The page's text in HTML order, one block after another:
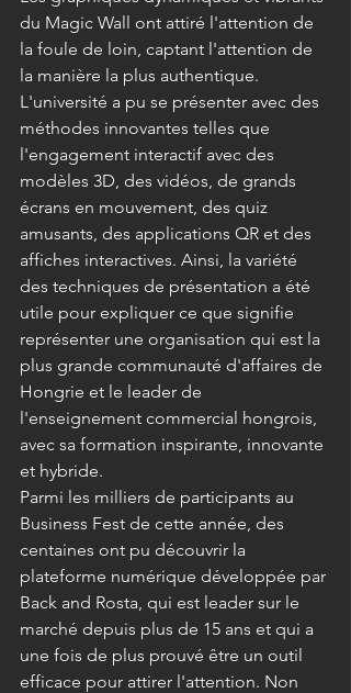
du Magic Wall ont attiré l'attention de
la foule de loin, captant l'attention de
la manière la plus authentique.
L'université a pu se présenter avec des
méthodes innovantes telles que
l'engagement interactif avec des
modèles 3D, des vidéos, de grands
écrans en mouvement, des quiz
amusants, des applications QR et des
affiches interactives. Ainsi, la variété
des techniques de présentation a été
utile pour expliquer ce que signifie
représenter une organisation qui est la
plus grande communauté d'affaires de
Hongrie et le leader de
l'enseignement commercial hongrois,
avec sa formation inspirante, innovante
et hybride.
Parmi les milliers de participants au
Business Fest de cette année, des
centaines ont pu découvrir la
plateforme numérique développée par
Back and Rosta, qui est leader sur le
marché depuis plus de 15 ans et qui a
une fois de plus prouvé être un outil
efficace pour attirer l'attention. Non